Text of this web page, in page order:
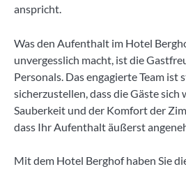
anspricht.
Was den Aufenthalt im Hotel
unvergesslich macht, ist die
Personals. Das engagierte Team ist
sicherzustellen, dass die Gäste sich
Sauberkeit und der Komfort der
dass Ihr Aufenthalt äußerst
Mit dem Hotel Berghof haben Sie